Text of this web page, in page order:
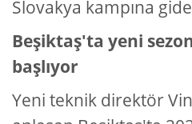
Slovakya kampına
Beşiktaş'ta yeni
başlıyor
Yeni teknik direktör